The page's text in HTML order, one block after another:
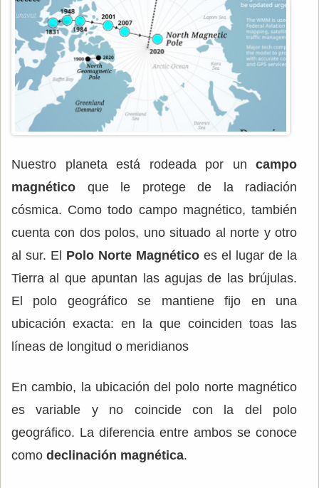
Nuestro planeta está rodeada por un campo
magnético que le protege de la radiación
cósmica. Como todo campo magnético, también
cuenta con dos polos, uno situado al norte y otro
al sur. El Polo Norte Magnético es el lugar de la
Tierra al que apuntan las agujas de las brújulas.
El polo geográfico se mantiene fijo en una
ubicación exacta: en la que coinciden toas las
líneas de longitud o meridianos
En cambio, la ubicación del polo norte magnético
es variable y no coincide con la del polo
geográfico. La diferencia entre ambos se conoce
como declinación magnética.